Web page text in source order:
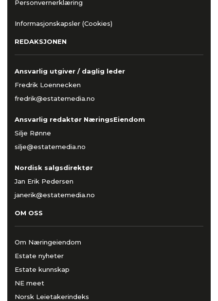
Personvernerklæring
Informasjonskapsler (Cookies)
REDAKSJONEN
Ansvarlig utgiver / daglig leder
Fredrik Loennecken
fredrik@estatemedia.no
Ansvarlig redaktør NæringsEiendom
Silje Rønne
silje@estatemedia.no
Nordisk salgsdirektør
Jan Erik Pedersen
janerik@estatemedia.no
OM OSS
Om Næringeiendom
Estate nyheter
Estate kunnskap
NE meet
Norsk Leietakerindeks